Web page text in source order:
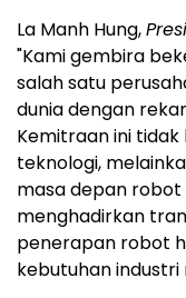
La Manh Hung,
"Kami gembira
salah satu
dunia dengan
Kemitraan ini
teknologi,
masa depan robot
menghadirkan
penerapan robot
kebutuhan